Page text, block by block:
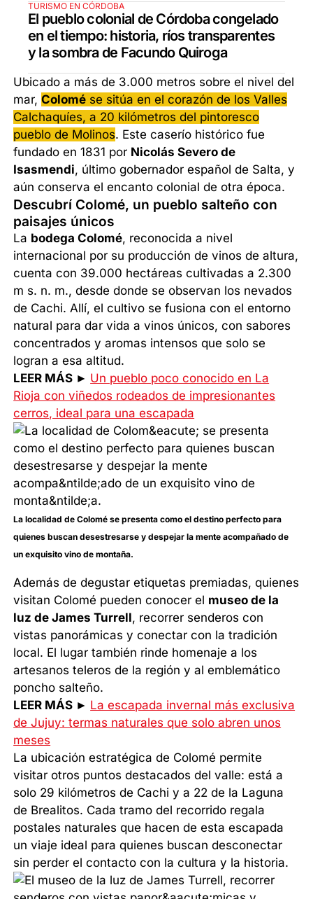
TURISMO EN CÓRDOBA
El pueblo colonial de Córdoba congelado
en el tiempo: historia, ríos transparentes
y la sombra de Facundo Quiroga
Ubicado a más de 3.000 metros sobre el nivel del
mar,Colomé se sitúa en el corazón de los Valles
Calchaquíes, a 20 kilómetros del pintoresco
pueblo de Molinos. Este caserío histórico fue
fundado en 1831 por Nicolás Severo de
Isasmendi, último gobernador español de Salta, y
aún conserva el encanto colonial de otra época.
Descubrí Colomé, un pueblo salteño con
paisajes únicos
La bodega Colomé, reconocida a nivel
internacional por su producción de vinos de altura,
cuenta con 39.000 hectáreas cultivadas a 2.300
m s. n. m., desde donde se observan los nevados
de Cachi. Allí, el cultivo se fusiona con el entorno
natural para dar vida a vinos únicos, con sabores
concentrados y aromas intensos que solo se
logran a esa altitud.
LEER MÁS ► Un pueblo poco conocido en La
Rioja con viñedos rodeados de impresionantes
cerros, ideal para una escapada
La localidad de Colomé se presenta como el destino perfecto para
quienes buscan desestresarse y despejar la mente acompañado de
un exquisito vino de montaña.
Además de degustar etiquetas premiadas, quienes
visitan Colomé pueden conocer el museo de la
luz de James Turrell, recorrer senderos con
vistas panorámicas y conectar con la tradición
local. El lugar también rinde homenaje a los
artesanos teleros de la región y al emblemático
poncho salteño.
LEER MÁS ► La escapada invernal más exclusiva
de Jujuy: termas naturales que solo abren unos
meses
La ubicación estratégica de Colomé permite
visitar otros puntos destacados del valle: está a
solo 29 kilómetros de Cachi y a 22 de la Laguna
de Brealitos. Cada tramo del recorrido regala
postales naturales que hacen de esta escapada
un viaje ideal para quienes buscan desconectar
sin perder el contacto con la cultura y la historia.